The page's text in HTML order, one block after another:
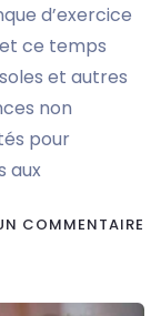
d’exercice
ce temps
et autres
non
pour
aux
COMMENTAIRE